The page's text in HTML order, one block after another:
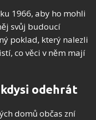
1966, aby ho mohli
svůj budoucí
poklad, který nalezli
co věci v něm mají
odehrát
domů občas zní